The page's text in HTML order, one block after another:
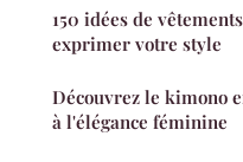
150 idées de
exprimer votre style
Découvrez le kimono
à l'élégance féminine